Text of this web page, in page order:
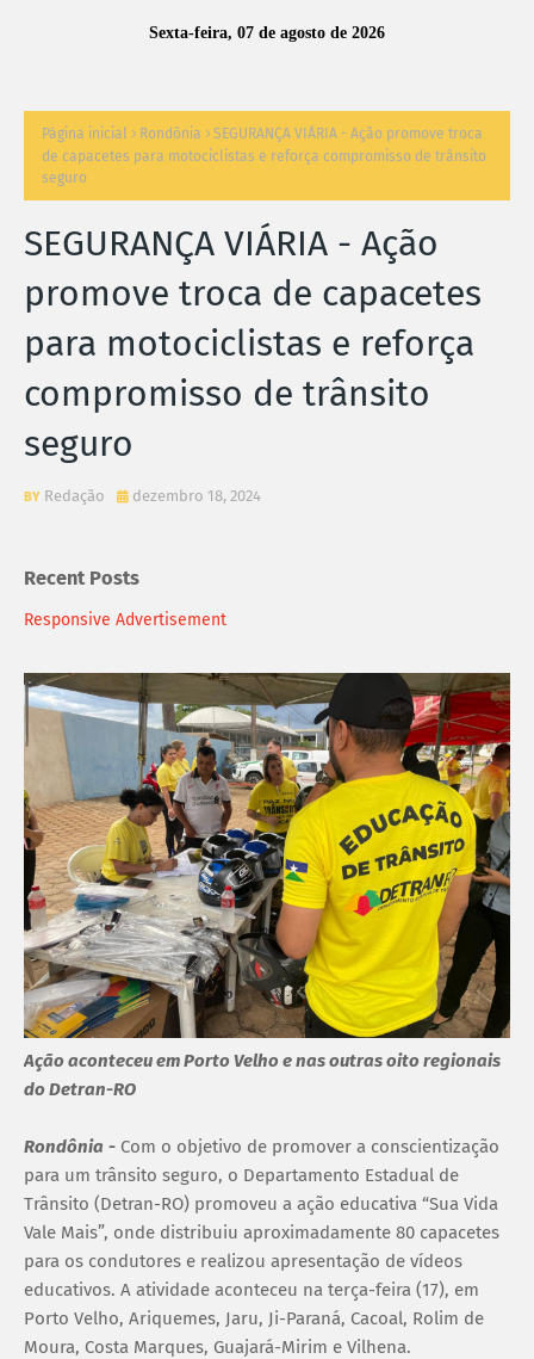
Sexta-feira, 07 de agosto de 2026
Página inicial Rondônia
SEGURANÇA VIÁRIA - Ação promove troca
de capacetes para motociclistas e reforça compromisso de trânsito
seguro
SEGURANÇA VIÁRIA - Ação
promove troca de capacetes
para motociclistas e reforça
compromisso de trânsito
seguro
Redação dezembro 18, 2024
Recent Posts
Responsive Advertisement
Ação aconteceu em Porto Velho e nas outras oito regionais
do Detran-RO
Rondônia - Com o objetivo de promover a conscientização
para um trânsito seguro, o Departamento Estadual de
Trânsito (Detran-RO) promoveu a ação educativa “Sua Vida
Vale Mais”, onde distribuiu aproximadamente 80 capacetes
para os condutores e realizou apresentação de vídeos
educativos. A atividade aconteceu na terça-feira (17), em
Porto Velho, Ariquemes, Jaru, Ji-Paraná, Cacoal, Rolim de
Moura, Costa Marques, Guajará-Mirim e Vilhena.